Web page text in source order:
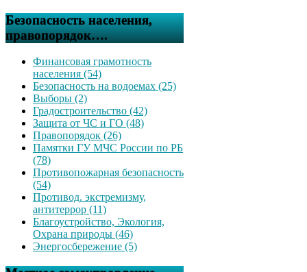
Безопасность населения,
правопорядок….
Финансовая грамотность
населения (54)
Безопасность на водоемах (25)
Выборы (2)
Градостроительство (42)
Защита от ЧС и ГО (48)
Правопорядок (26)
Памятки ГУ МЧС России по РБ
(78)
Противопожарная безопасность
(54)
Противод. экстремизму,
антитеррор (11)
Благоустройство, Экология,
Охрана природы (46)
Энергосбережение (5)